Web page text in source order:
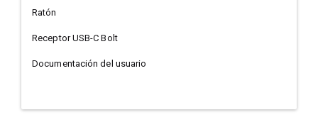
Ratón
Receptor USB-C Bolt
Documentación del usuario